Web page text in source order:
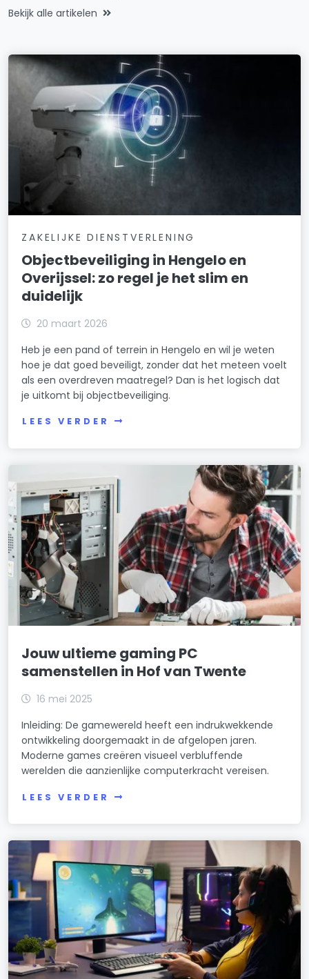
Bekijk alle artikelen
ZAKELIJKE DIENSTVERLENING
Objectbeveiliging in Hengelo en
Overijssel: zo regel je het slim en
duidelijk
20 maart 2026
Heb je een pand of terrein in Hengelo en wil je weten
hoe je dat goed beveiligt, zonder dat het meteen voelt
als een overdreven maatregel? Dan is het logisch dat
je uitkomt bij objectbeveiliging.
LEES VERDER
Jouw ultieme gaming PC
samenstellen in Hof van Twente
16 mei 2025
Inleiding: De gamewereld heeft een indrukwekkende
ontwikkeling doorgemaakt in de afgelopen jaren.
Moderne games creëren visueel verbluffende
werelden die aanzienlijke computerkracht vereisen.
LEES VERDER